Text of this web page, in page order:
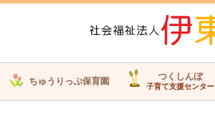
ちゅうりっぷ保育園 つくしんぼ
子育て支援センター